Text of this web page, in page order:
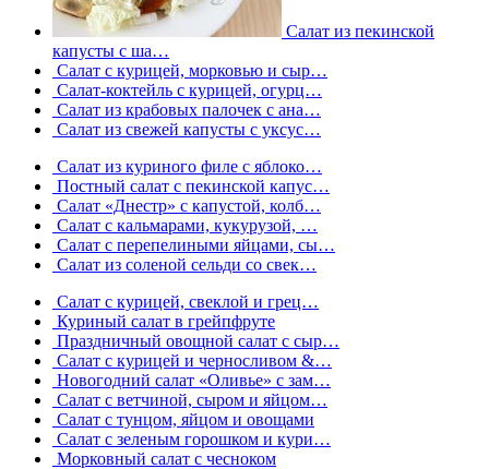
Салат из пекинской
капусты с ша…
Салат с курицей, морковью и сыр…
Салат-коктейль с курицей, огурц…
Салат из крабовых палочек с ана…
Салат из свежей капусты с уксус…
Салат из куриного филе с яблоко…
Постный салат с пекинской капус…
Салат «Днестр» с капустой, колб…
Салат с кальмарами, кукурузой, …
Салат с перепелиными яйцами, сы…
Салат из соленой сельди со свек…
Салат с курицей, свеклой и грец…
Куриный салат в грейпфруте
Праздничный овощной салат с сыр…
Салат с курицей и черносливом &…
Новогодний салат «Оливье» с зам…
Салат с ветчиной, сыром и яйцом…
Салат с тунцом, яйцом и овощами
Салат с зеленым горошком и кури…
Морковный салат с чесноком